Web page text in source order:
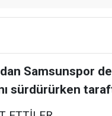
Samsunspor
sürdürürken